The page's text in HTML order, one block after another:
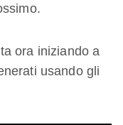
ora iniziando a
usando gli